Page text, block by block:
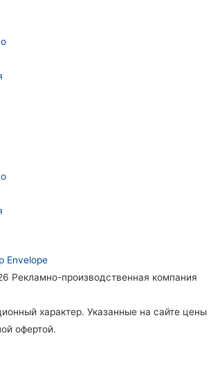
Envelope
Рекламно-производственная компания
характер. Указанные на сайте цены
офертой.